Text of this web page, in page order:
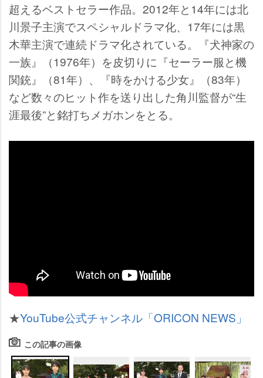
超えるベストセラー作品。2012年と14年には北
川景子主演でスペシャルドラマ化、17年には黒
木華主演で連続ドラマ化されている。『犬神家の
一族』（1976年）を皮切りに『セーラー服と機
関銃』（81年）、『時をかける少女』（83年）
など数々のヒット作を送り出した角川監督が“生
涯最後”と銘打ちメガホンをとる。
★YouTube公式チャンネル「ORICON NEWS」
この記事の画像